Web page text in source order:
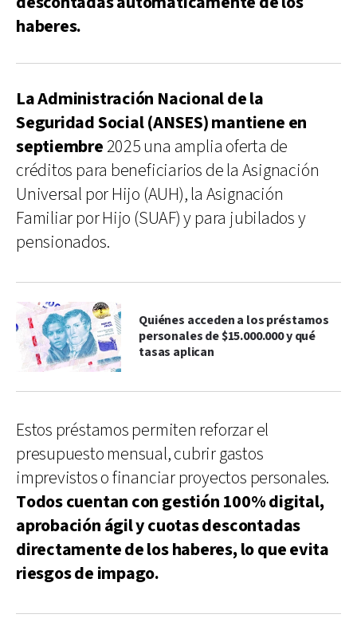
haberes.
La Administración Nacional de la
Seguridad Social (ANSES) mantiene en
septiembre 2025 una amplia oferta de
créditos para beneficiarios de la Asignación
Universal por Hijo (AUH), la Asignación
Familiar por Hijo (SUAF) y para jubilados y
pensionados.
Quiénes acceden a los préstamos
personales de $15.000.000 y qué
tasas aplican
Estos préstamos permiten reforzar el
presupuesto mensual, cubrir gastos
imprevistos o financiar proyectos personales.
Todos cuentan con gestión 100% digital,
aprobación ágil y cuotas descontadas
directamente de los haberes, lo que evita
riesgos de impago.